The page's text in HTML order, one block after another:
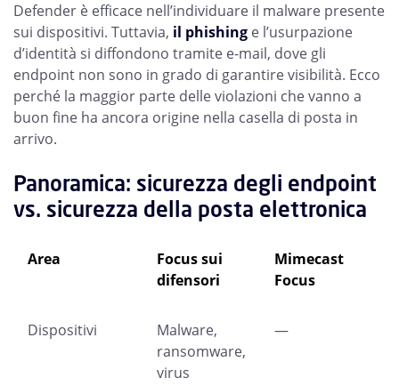
Defender è efficace nell’individuare il malware presente
sui dispositivi. Tuttavia, il phishing e l’usurpazione
d’identità si diffondono tramite e-mail, dove gli
endpoint non sono in grado di garantire visibilità. Ecco
perché la maggior parte delle violazioni che vanno a
buon fine ha ancora origine nella casella di posta in
arrivo.
Panoramica: sicurezza degli endpoint
vs. sicurezza della posta elettronica
Area
Focus sui
difensori
Mimecast
Focus
Dispositivi
Malware,
ransomware,
virus
—